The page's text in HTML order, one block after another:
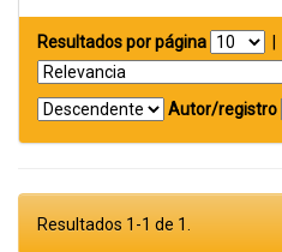
Resultados por página
Autor/registro
Resultados 1-1 de 1.